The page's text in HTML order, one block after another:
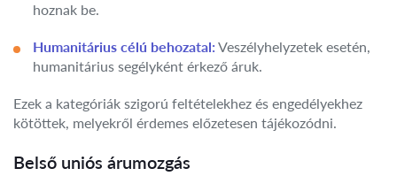
hoznak be.
Humanitárius célú behozatal: Veszélyhelyzetek esetén,
humanitárius segélyként érkező áruk.
Ezek a kategóriák szigorú feltételekhez és engedélyekhez
kötöttek, melyekről érdemes előzetesen tájékozódni.
Belső uniós árumozgás